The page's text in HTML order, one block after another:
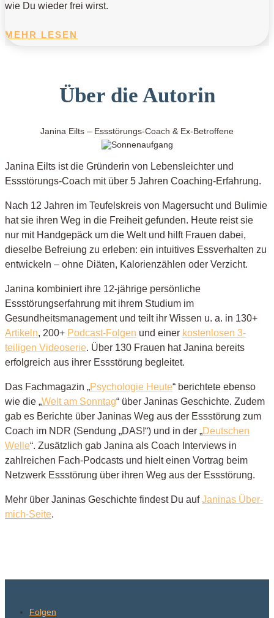
wie Du wieder frei wirst.
MEHR LESEN
Über die Autorin
Janina Eilts – Essstörungs-Coach & Ex-Betroffene
Janina Eilts ist die Gründerin von Lebensleichter und
Essstörungs-Coach mit über 5 Jahren Coaching-Erfahrung.
Nach 12 Jahren im Teufelskreis von Magersucht und Bulimie
hat sie ihren Weg in die Freiheit gefunden. Heute reist sie
nur mit Handgepäck um die Welt und hilft Frauen dabei,
dieselbe Befreiung zu erleben: ein intuitives Essverhalten zu
entwickeln – ohne Diäten, Kalorienzählen oder Verzicht.
Janina kombiniert ihre 12-jährige persönliche
Essstörungserfahrung mit ihrem Studium im
Gesundheitsmanagement und teilt ihr Wissen u. a. in 130+
Artikeln, 200+ Podcast-Folgen und einer kostenlosen 3-
teiligen Videoserie. Über 130 Frauen hat Janina bereits
erfolgreich aus ihrer Essstörung begleitet.
Das Fachmagazin „Psychologie Heute“ berichtete ebenso
wie die „Welt am Sonntag“ über Janinas Geschichte. Zudem
gab es Berichte über Janinas Weg aus der Essstörung zum
Coach im NDR (Sendung „DAS!“) und in der „Deutschen
Welle“. Zusätzlich gab Janina als Coach Interviews in
zahlreichen Fach-Podcasts und hielt einen Vortrag beim
Netzwerk Essstörung über ihren Weg aus der Essstörung.
Mehr über Janinas Geschichte findest Du aufJaninas Über-
mich-Seite.
Folgen